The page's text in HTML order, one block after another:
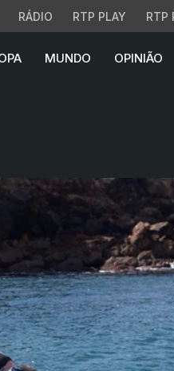
RÁDIO RTP PLAY RTP
MUNDO OPINIÃO